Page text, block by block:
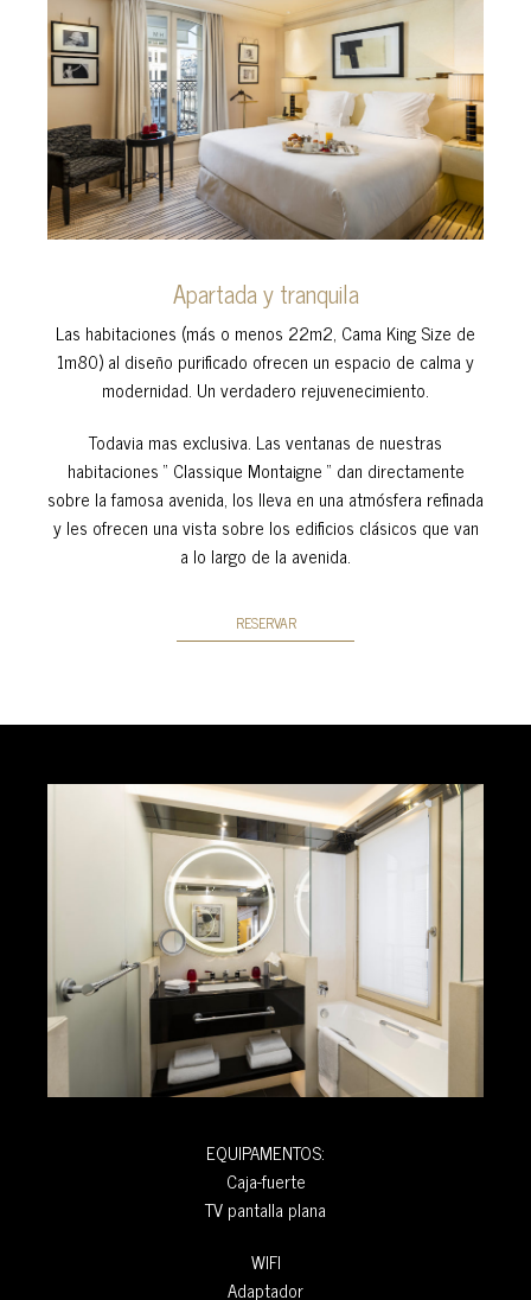
Apartada y tranquila
Las habitaciones (más o menos 22m2, Cama King Size de
1m80) al diseño purificado ofrecen un espacio de calma y
modernidad. Un verdadero rejuvenecimiento.
Todavia mas exclusiva. Las ventanas de nuestras
habitaciones “ Classique Montaigne “ dan directamente
sobre la famosa avenida, los lleva en una atmósfera refinada
y les ofrecen una vista sobre los edificios clásicos que van
a lo largo de la avenida.
RESERVAR
EQUIPAMENTOS:
Caja-fuerte
TV pantalla plana
WIFI
Adaptador